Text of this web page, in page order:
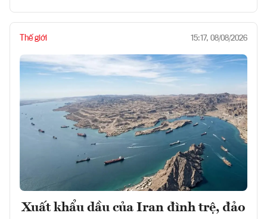
Thế giới 15:17, 08/08/2026
Xuất khẩu dầu của Iran đình trệ, đảo